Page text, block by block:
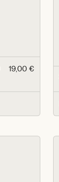
19,00 €